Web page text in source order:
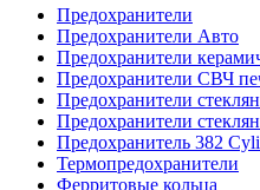
Предохранители
Предохранители Авто
Предохранители
Предохранители СВЧ
Предохранители
Предохранители
Предохранитель 382
Термопредохранители
Ферритовые кольца